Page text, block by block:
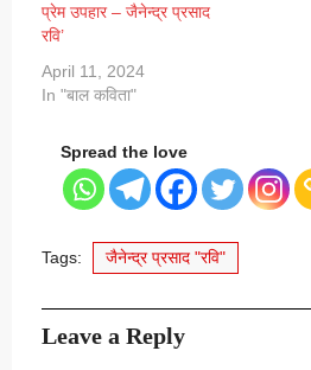
प्रेम उपहार – जैनेन्द्र प्रसाद
रवि’
April 11, 2024
In "बाल कविता"
Spread the love
Tags: जैनेन्द्र प्रसाद "रवि"
Leave a Reply